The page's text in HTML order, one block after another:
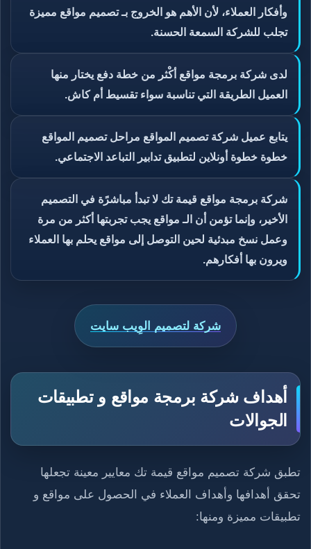
وأفكار العملاء، لأن الأهم هو الخروج بـ تصميم مواقع مميزة
تجلب للشركة السمعة الحسنة.
لدى شركة برمجة مواقع أكْثر من خطة دفع يختار منها
العميل الطريقة التي تناسبة سواء تقسيط أم كاش.
يتابع عميل شركة تصميم المواقع مراحل تصميم المواقع
خطوة خطوة أونلاين لتطبيق تدابير التباعد الاجتماعي.
شركة برمجة مواقع قيمة تك لا تبدأ مباشرًة في التصميم
الأخير، وإنما تؤمن أن الـ مواقع يجب تجربتها أكثر من مرة
وعمل نسخ مبدئية لحين التوصل إلى مواقع يحلم بها العملاء
ويرون بها أفكارهم.
شركة لتصميم الوِيب سايت
أهداف شركة برمجة مواقع و تطبيقات
الجوالات
تطبق شركة تصميم مواقع قيمة تك معايير معينة تجعلها
تحقق أهدافها وأهداف العملاء في الحصول على مواقع و
تطبيقات مميزة ومنها: